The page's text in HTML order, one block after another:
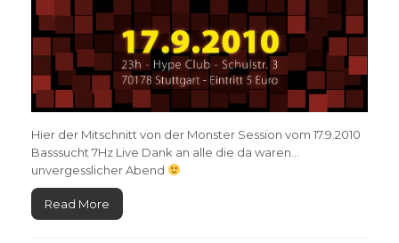
Hier der Mitschnitt von der Monster Session vom 17.9.2010
Basssucht 7Hz Live Dank an alle die da waren…
unvergesslicher Abend
Read More